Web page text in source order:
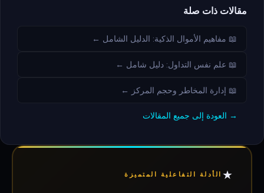
مقالات ذات صلة
📖 مفاهيم الأموال الذكية: الدليل الشامل ←
📖 علم نفس التداول: دليل شامل ←
📖 إدارة المخاطر وحجم المركز ←
→ العودة إلى جميع المقالات
★ الأدلة التفاعلية المتميزة